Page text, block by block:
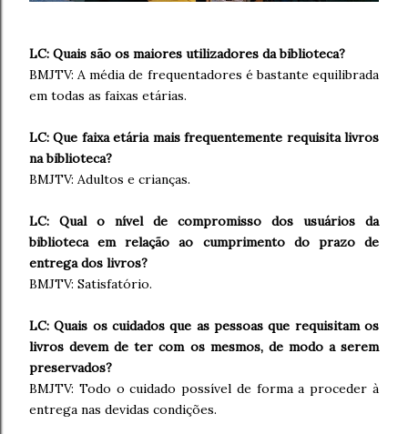
LC: Quais são os maiores utilizadores da biblioteca?
BMJTV: A média de frequentadores é bastante equilibrada
em todas as faixas etárias.
LC: Que faixa etária mais frequentemente requisita livros
na biblioteca?
BMJTV: Adultos e crianças.
LC: Qual o nível de compromisso dos usuários da
biblioteca em relação ao cumprimento do prazo de
entrega dos livros?
BMJTV: Satisfatório.
LC: Quais os cuidados que as pessoas que requisitam os
livros devem de ter com os mesmos, de modo a serem
preservados?
BMJTV: Todo o cuidado possível de forma a proceder à
entrega nas devidas condições.